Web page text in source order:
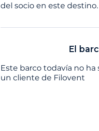
del socio en este destino.
El
Este barco todavía no ha
un cliente de Filovent